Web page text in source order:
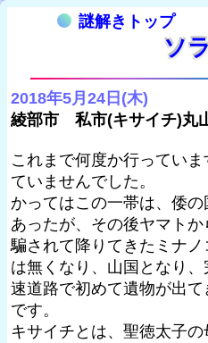
謎解きトップ
ソ
2018年5月24日(木)
綾部市 私市(キサイチ)丸
これまで何度か行ってい
ていませんでした。
かってはこの一帯は、倭
あったが、その後ヤマトか
騙されて降りてきたミナ
は無くなり、山国となり
速道路で初めて遺物が出
です。
キサイチとは、聖徳太子